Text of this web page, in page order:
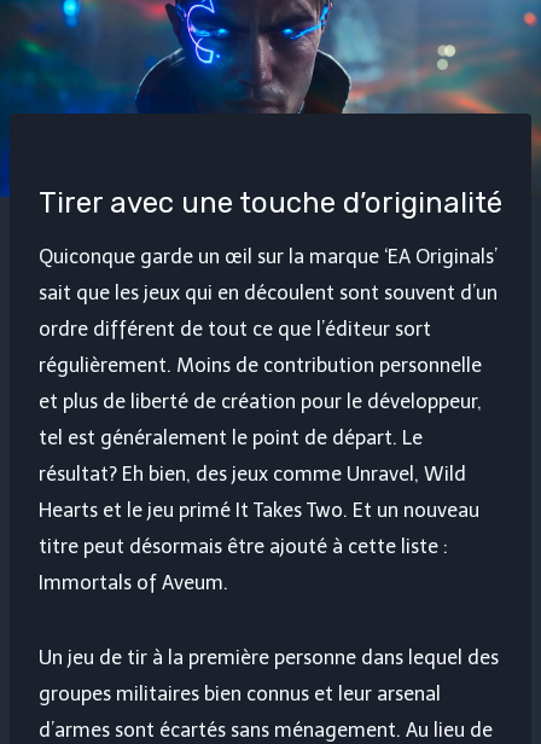
Tirer avec une touche d’originalité
Quiconque garde un œil sur la marque ‘EA Originals’
sait que les jeux qui en découlent sont souvent d’un
ordre différent de tout ce que l’éditeur sort
régulièrement. Moins de contribution personnelle
et plus de liberté de création pour le développeur,
tel est généralement le point de départ. Le
résultat? Eh bien, des jeux comme Unravel, Wild
Hearts et le jeu primé It Takes Two. Et un nouveau
titre peut désormais être ajouté à cette liste :
Immortals of Aveum.
Un jeu de tir à la première personne dans lequel des
groupes militaires bien connus et leur arsenal
d’armes sont écartés sans ménagement. Au lieu de